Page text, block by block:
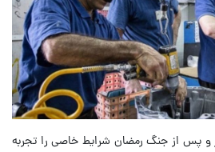
و پس از جنگ رمضان شرایط خاصی را تجربه